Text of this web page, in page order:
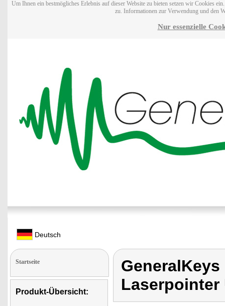
Um Ihnen ein bestmögliches Erlebnis auf dieser Website zu bieten setzen wir Cookies
zu. Informationen zur Verwendung und den
Nur essenzielle
Deutsch
Startseite
Produkt-Übersicht:
Laserpointer